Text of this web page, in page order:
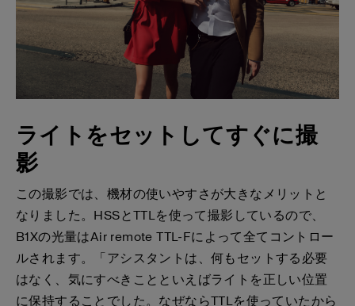
ライトをセットしてすぐに撮
影
この撮影では、機材の使いやすさが大きなメリットと
なりました。HSSとTTLを使って撮影しているので、
B1Xの光量はAir remote TTL-Fによって全てコントロー
ルされます。「アシスタントは、何もセットする必要
はなく、気にすべきことといえばライトを正しい位置
に保持することでした。なぜならTTLを使っていたから